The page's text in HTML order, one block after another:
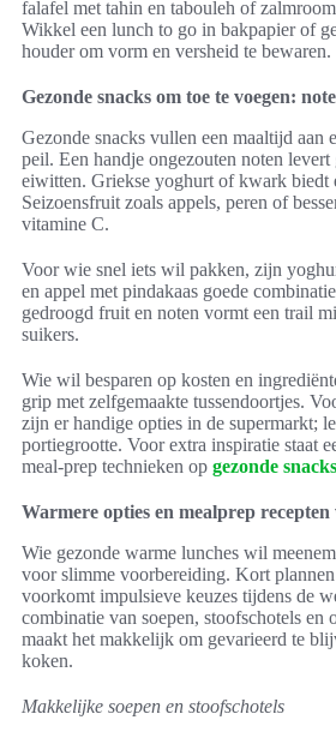
falafel met tahin en tabouleh of
Wikkel een lunch to go in bakpapier of
houder om vorm en versheid te bewaren.
Gezonde snacks om toe te voegen:
Gezonde snacks vullen een maaltijd aan
peil. Een handje ongezouten noten levert
eiwitten. Griekse yoghurt of kwark biedt
Seizoensfruit zoals appels, peren of
vitamine C.
Voor wie snel iets wil pakken, zijn
en appel met pindakaas goede
gedroogd fruit en noten vormt een trail
suikers.
Wie wil besparen op kosten en
grip met zelfgemaakte tussendoortjes.
zijn er handige opties in de supermarkt;
portiegrootte. Voor extra inspiratie staat
meal-prep technieken op gezonde
Warmere opties en mealprep
Wie gezonde warme lunches wil
voor slimme voorbereiding. Kort
voorkomt impulsieve keuzes tijdens de
combinatie van soepen, stoofschotels en
maakt het makkelijk om gevarieerd te
koken.
Makkelijke soepen en stoofschotels